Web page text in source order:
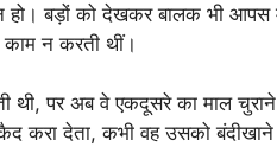
हो। बड़ों को देखकर बालक भी
न करती थीं।
थी, पर अब वे एकदूसरे का माल
करा देता, कभी वह उसको